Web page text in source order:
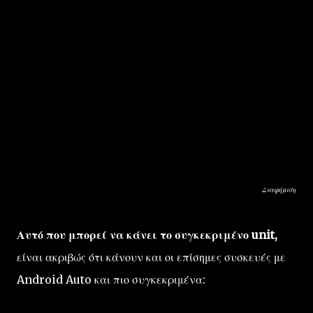
Διαφήμιση
Αυτό που μπορεί να κάνει το συγκεκριμένο unit,
είναι ακριβώς ότι κάνουν και οι επίσημες συσκευές με
Android Auto και πιο συγκεκριμένα: